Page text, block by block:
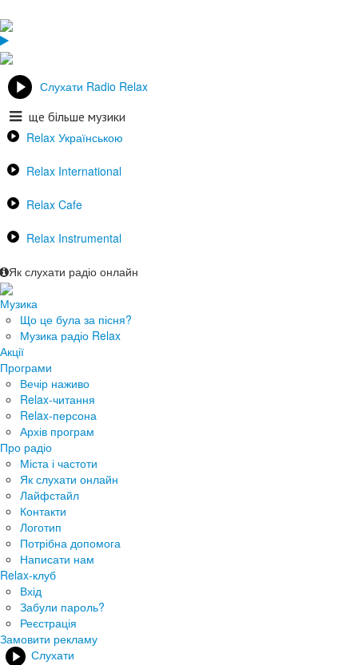
Слухати Radio Relax
ще більше музики
Relax Українською
Relax International
Relax Cafe
Relax Instrumental
Як слухати радіо онлайн
Музика
Що це була за пісня?
Музика радіо Relax
Акції
Програми
Вечір наживо
Relax-читання
Relax-персона
Архів програм
Про радіо
Міста і частоти
Як слухати онлайн
Лайфстайл
Контакти
Логотип
Потрібна допомога
Написати нам
Relax-клуб
Вхід
Забули пароль?
Реєстрація
Замовити рекламу
Слухати